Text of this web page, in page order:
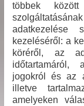
többek
adatkezelése
kezeléséről: a
köréről, az
időtartamáról,
jogokról és az
illetve
amelyeken